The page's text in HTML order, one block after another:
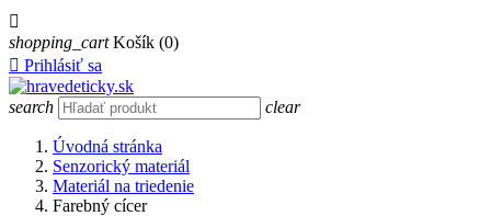

shopping_cart Košík (0)
 Prihlásiť sa
search clear
Úvodná stránka
Senzorický materiál
Materiál na triedenie
Farebný cícer